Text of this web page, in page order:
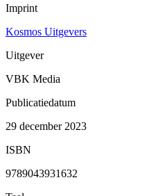
Imprint
Kosmos Uitgevers
Uitgever
VBK Media
Publicatiedatum
29 december 2023
ISBN
9789043931632